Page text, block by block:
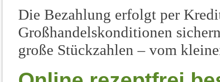
Die Bezahlung erfolgt per
Großhandelskonditionen
große Stückzahlen – vom